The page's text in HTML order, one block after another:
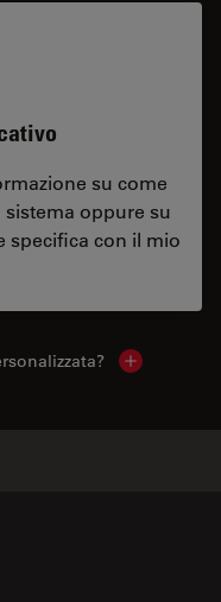
su come
oppure su
specifica con il mio
Show local